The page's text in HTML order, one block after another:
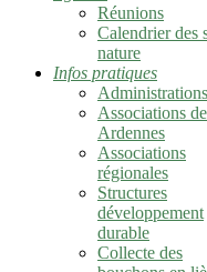
Réunions
Calendrier des
nature
Infos pratiques
Administrations
Associations
Ardennes
Associations
régionales
Structures
développement
durable
Collecte des